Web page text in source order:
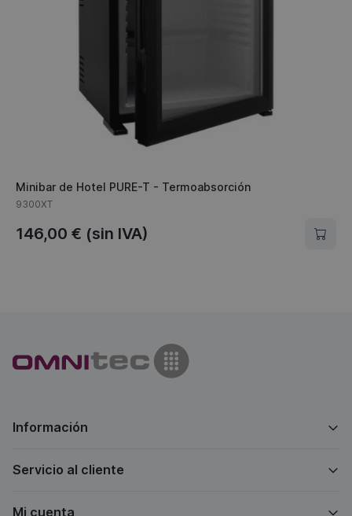
Minibar de Hotel PURE-T - Termoabsorción
9300XT
146,00 € (sin IVA)
Información
Servicio al cliente
Mi cuenta